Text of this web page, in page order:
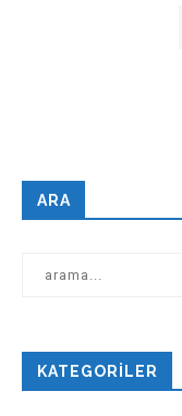
ARA
KATEGORILER